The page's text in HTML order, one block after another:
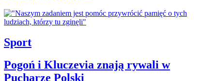
Sport
Pogoń i Kluczevia znają rywali w
Pucharze Polski